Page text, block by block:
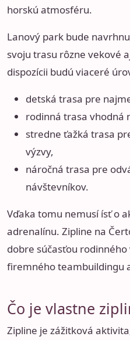
horskú atmosféru.
Lanový park bude
svoju trasu rôzne vekové
dispozícii budú viaceré
detská trasa pre
rodinná trasa vhodná
stredne ťažká trasa
výzvy,
náročná trasa pre
návštevníkov.
Vďaka tomu nemusí ísť o
adrenalínu. Zipline na
dobre súčasťou
firemného teambuildingu
Čo je vlastne
Zipline je zážitková